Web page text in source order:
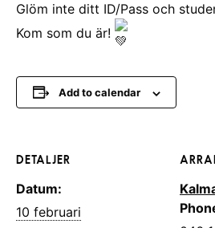
Glöm inte ditt ID/Pass och
Kom som du är!
Add to calendar
DETALJER
Datum:
10 februari